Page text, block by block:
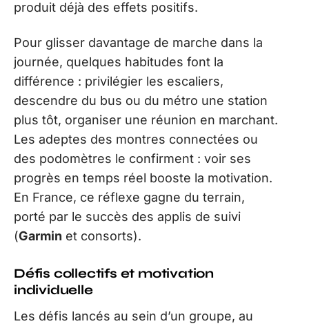
produit déjà des effets positifs.
Pour glisser davantage de marche dans la
journée, quelques habitudes font la
différence : privilégier les escaliers,
descendre du bus ou du métro une station
plus tôt, organiser une réunion en marchant.
Les adeptes des montres connectées ou
des podomètres le confirment : voir ses
progrès en temps réel booste la motivation.
En France, ce réflexe gagne du terrain,
porté par le succès des applis de suivi
(Garmin et consorts).
Défis collectifs et motivation
individuelle
Les défis lancés au sein d’un groupe, au